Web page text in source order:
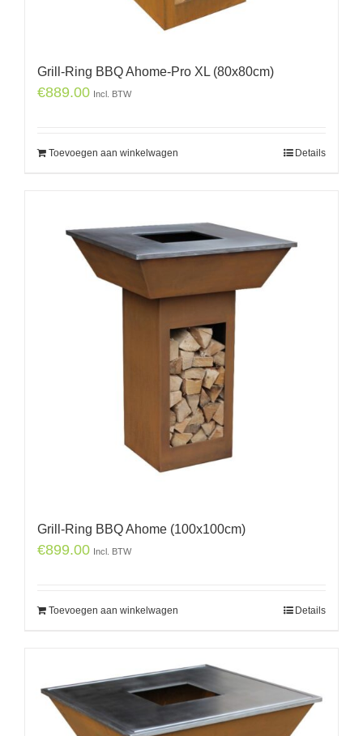
Grill-Ring BBQ Ahome-Pro XL (80x80cm)
€889.00 Incl. BTW
Toevoegen aan winkelwagen Details
Grill-Ring BBQ Ahome (100x100cm)
€899.00 Incl. BTW
Toevoegen aan winkelwagen Details